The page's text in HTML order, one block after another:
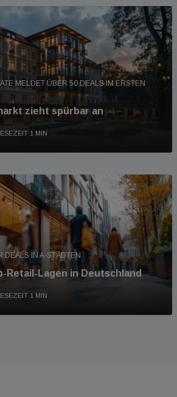
MELDET ÜBER 50 DEALS IM ERSTEN
zieht spürbar an
1 MIN
DEALS IN A-STÄDTEN
Retail-Lagen in Deutschland
1 MIN